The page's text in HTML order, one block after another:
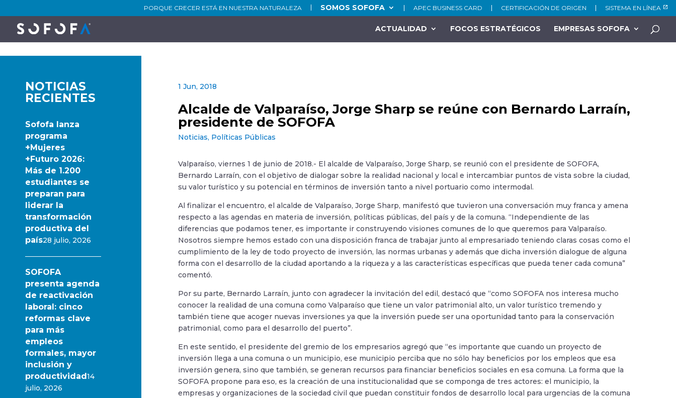
PORQUE CRECER ESTÁ EN NUESTRA NATURALEZA SOMOS SOFOFA APEC BUSINESS CARD CERTIFICACIÓN DE ORIGEN SISTEMA EN LÍNEA
ACTUALIDAD FOCOS ESTRATÉGICOS EMPRESAS SOFOFA
NOTICIAS
RECIENTES
Sofofa lanza
programa
+Mujeres
+Futuro 2026:
Más de 1.200
estudiantes se
preparan para
liderar la
transformación
productiva del
país28 julio, 2026
SOFOFA
presenta agenda
de reactivación
laboral: cinco
reformas clave
para más
empleos
formales, mayor
inclusión y
productividad14
julio, 2026
1 Jun, 2018
Alcalde de Valparaíso, Jorge Sharp se reúne con Bernardo Larraín,
presidente de SOFOFA
Noticias, Políticas Públicas
Valparaíso, viernes 1 de junio de 2018.- El alcalde de Valparaíso, Jorge Sharp, se reunió con el presidente de SOFOFA,
Bernardo Larraín, con el objetivo de dialogar sobre la realidad nacional y local e intercambiar puntos de vista sobre la ciudad,
su valor turístico y su potencial en términos de inversión tanto a nivel portuario como intermodal.
Al finalizar el encuentro, el alcalde de Valparaíso, Jorge Sharp, manifestó que tuvieron una conversación muy franca y amena
respecto a las agendas en materia de inversión, políticas públicas, del país y de la comuna. “Independiente de las
diferencias que podamos tener, es importante ir construyendo visiones comunes de lo que queremos para Valparaíso.
Nosotros siempre hemos estado con una disposición franca de trabajar junto al empresariado teniendo claras cosas como el
cumplimiento de la ley de todo proyecto de inversión, las normas urbanas y además que dicha inversión dialogue de alguna
forma con el desarrollo de la ciudad aportando a la riqueza y a las características específicas que pueda tener cada comuna”
comentó.
Por su parte, Bernardo Larraín, junto con agradecer la invitación del edil, destacó que “como SOFOFA nos interesa mucho
conocer la realidad de una comuna como Valparaíso que tiene un valor patrimonial alto, un valor turístico tremendo y
también tiene que acoger nuevas inversiones ya que la inversión puede ser una oportunidad tanto para la conservación
patrimonial, como para el desarrollo del puerto”.
En este sentido, el presidente del gremio de los empresarios agregó que “es importante que cuando un proyecto de
inversión llega a una comuna o un municipio, ese municipio perciba que no sólo hay beneficios por los empleos que esa
inversión genera, sino que también, se generan recursos para financiar beneficios sociales en esa comuna. La forma que la
SOFOFA propone para eso, es la creación de una institucionalidad que se componga de tres actores: el municipio, la
empresas y organizaciones de la sociedad civil que puedan constituir fondos de desarrollo local para urgencias de la comuna